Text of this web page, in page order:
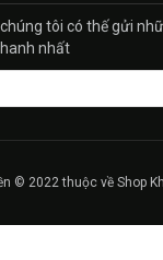
tôi có thế gửi
nhất
© 2022 thuộc về Shop